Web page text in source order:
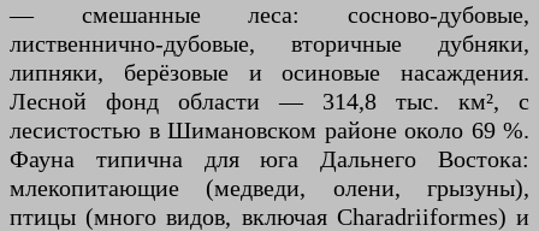
— смешанные леса: сосново-дубовые,
лиственнично-дубовые, вторичные дубняки,
липняки, берёзовые и осиновые насаждения.
Лесной фонд области — 314,8 тыс. км², с
лесистостью в Шимановском районе около 69 %.
Фауна типична для юга Дальнего Востока:
млекопитающие (медведи, олени, грызуны),
птицы (много видов, включая Charadriiformes) и